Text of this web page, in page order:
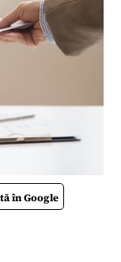
în Google